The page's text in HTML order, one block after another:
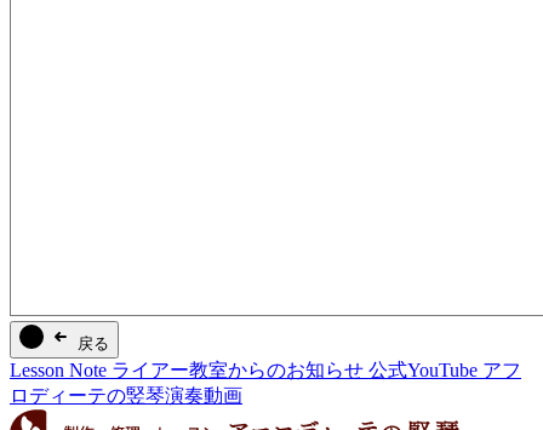
戻る
Lesson Note ライアー教室からのお知らせ 公式YouTube アフ
ロディーテの竪琴演奏動画